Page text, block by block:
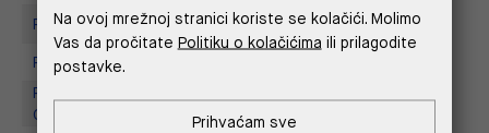
Replay store, Tower Centar
Replay Store, Supernova Zadar
Replay Outlet Store, Designer
Outlet Croatia
Na ovoj mrežnoj stranici koriste se kolačići. Molimo
Vas da pročitate Politiku o kolačićima ili prilagodite
postavke.
Prihvaćam sve